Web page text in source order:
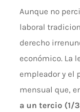
Aunque no
laboral
derecho
económico. La
empleador y el
mensual que,
a un tercio (1/